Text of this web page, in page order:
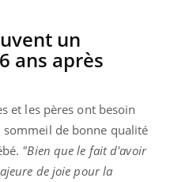
un
ans après
et les pères ont besoin
de bonne qualité
"Bien que le fait d'avoir
de joie pour la